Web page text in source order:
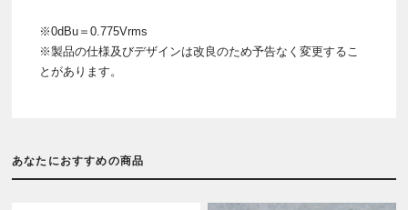
※0dBu＝0.775Vrms
※製品の仕様及びデザインは改良のため予告なく変更するこ
とがあります。
あなたにおすすめの商品